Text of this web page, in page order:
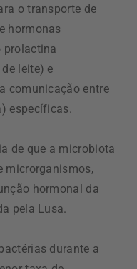
o transporte de
hormonas
prolactina
leite) e
comunicação entre
específicas.
de que a microbiota
microrganismos,
hormonal da
pela Lusa.
durante a